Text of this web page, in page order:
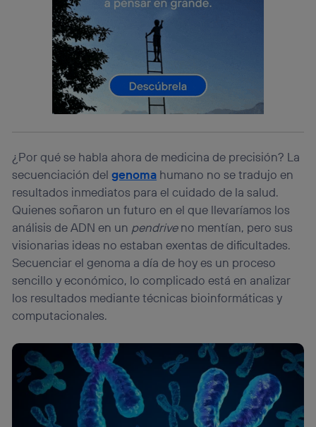
¿Por qué se habla ahora de medicina de precisión? La
secuenciación delgenoma humano no se tradujo en
resultados inmediatos para el cuidado de la salud.
Quienes soñaron un futuro en el que llevaríamos los
análisis de ADN en un pendriveno mentían, pero sus
visionarias ideas no estaban exentas de dificultades.
Secuenciar el genoma a día de hoy es un proceso
sencillo y económico, lo complicado está en analizar
los resultados mediante técnicas bioinformáticas y
computacionales.
información de la cuenta de cliente de
telecomunicaciones vinculada a la conexión que utilizas
(p. ej., número de teléfono móvil).
Este identificador se asigna a la conexión de internet, por
lo que cualquier persona que conecte su dispositivo y
consienta el uso de la tecnología recibirá el mismo
identificador. Típicamente:
Si utilizas una
conexión de banda ancha(p. ej., Wi-Fi),
actividades de navegación de los miembros del hogar
que hayan dado su consentimiento.
Si utilizasdatos móviles
, el marketing será más
personalizado, ya que se basará únicamente en la
navegación del usuario del móvil.
Puedes gestionar los consentimientos Utiq seleccionando
“Administrar Utiq” en la parte inferior de esta página web o
visitando el portal de privacidad de Utiq
(“consenthub”)
la política de privacidad de Utiq .